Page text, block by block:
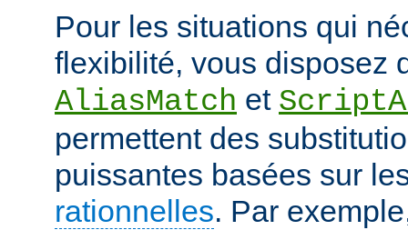
Pour les situations qui
flexibilité, vous disposez
AliasMatch et
permettent des
puissantes basées sur
rationnelles. Par